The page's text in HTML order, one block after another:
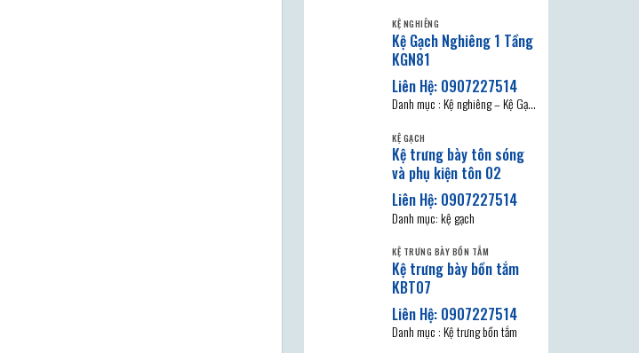
KỆ NGHIÊNG
Kệ Gạch Nghiêng 1 Tầng
KGN81
Danh mục : Kệ nghiêng – Kệ Gạch
thi
KỆ GẠCH
Kệ trưng bày tôn sóng
và phụ kiện tôn 02
Danh mục: kệ gạch
KỆ TRƯNG BÀY BỒN TẮM
Kệ trưng bày bồn tắm
KBT07
Danh mục : Kệ trưng bồn tắm